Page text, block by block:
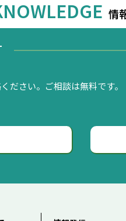
情
ださい。ご相談は無料です。